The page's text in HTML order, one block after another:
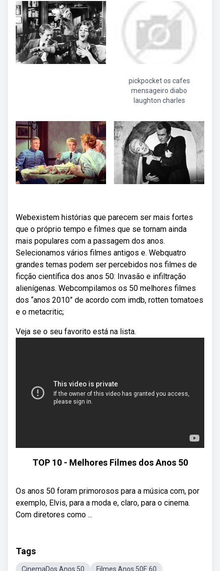
pickpocket os cafes
mensageiro diabo
laughton charles
Webexistem histórias que parecem ser mais fortes
que o próprio tempo e filmes que se tornam ainda
mais populares com a passagem dos anos.
Selecionamos vários filmes antigos e. Webquatro
grandes temas podem ser percebidos nos filmes de
ficção científica dos anos 50: Invasão e infiltração
alienígenas. Webcompilamos os 50 melhores filmes
dos “anos 2010” de acordo com imdb, rotten tomatoes
e o metacritic;
Veja se o seu favorito está na lista.
TOP 10 - Melhores Filmes dos Anos 50
Os anos 50 foram primorosos para a música com, por
exemplo, Elvis, para a moda e, claro, para o cinema.
Com diretores como ...
Tags
CinemaDos Anos 50 Filmes Anos 50E 60